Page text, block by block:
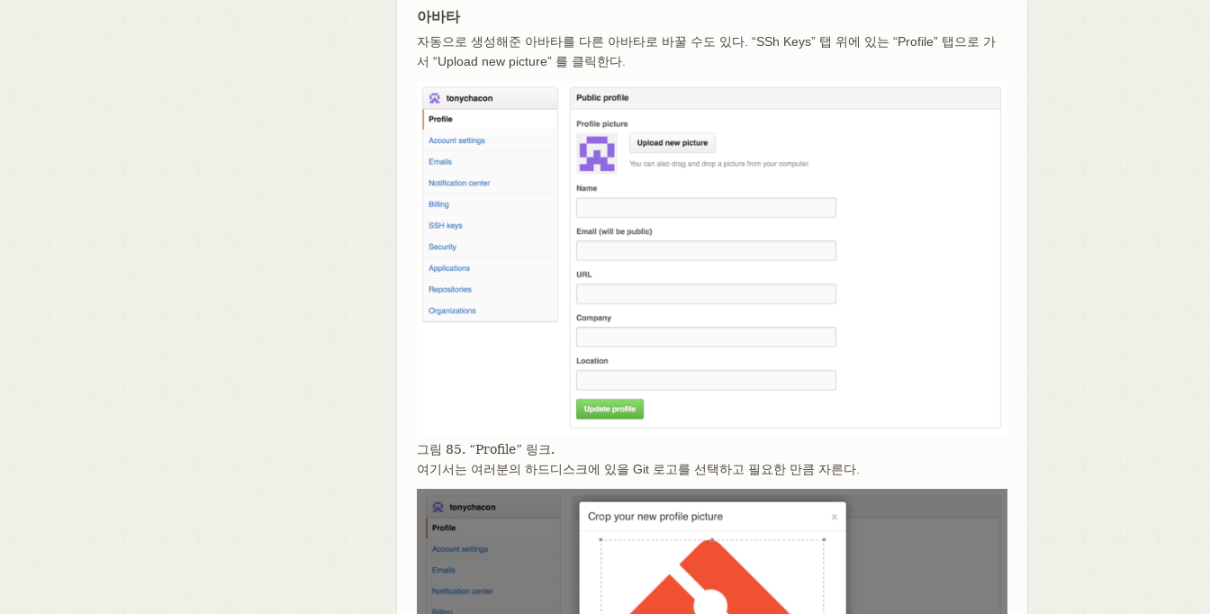
아바타
자동으로 생성해준 아바타를 다른 아바타로 바꿀 수도 있다. “SSh Keys” 탭 위에 있는 “Profile” 탭으로 가
서 “Upload new picture” 를 클릭한다.
그림 85. “Profile” 링크.
여기서는 여러분의 하드디스크에 있을 Git 로고를 선택하고 필요한 만큼 자른다.